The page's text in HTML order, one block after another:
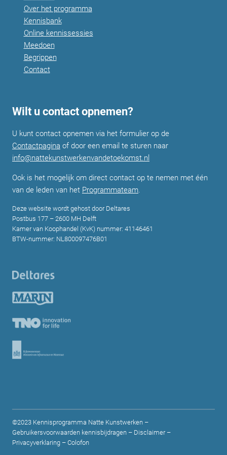
Over het programma
Kennisbank
Online kennissessies
Meedoen
Begrippen
Contact
Wilt u contact opnemen?
U kunt contact opnemen via het formulier op de
Contactpagina of door een email te sturen naar
info@nattekunstwerkenvandetoekomst.nl
Ook is het mogelijk om direct contact op te nemen met één
van de leden van het Programmateam.
Deze website wordt gehost door Deltares
Postbus 177 – 2600 MH Delft
Kamer van Koophandel (KvK) nummer: 41146461
BTW-nummer: NL800097476B01
©2023 Kennisprogramma Natte Kunstwerken –
Gebruikersvoorwaarden kennisbijdragen – Disclaimer–
Privacyverklaring – Colofon